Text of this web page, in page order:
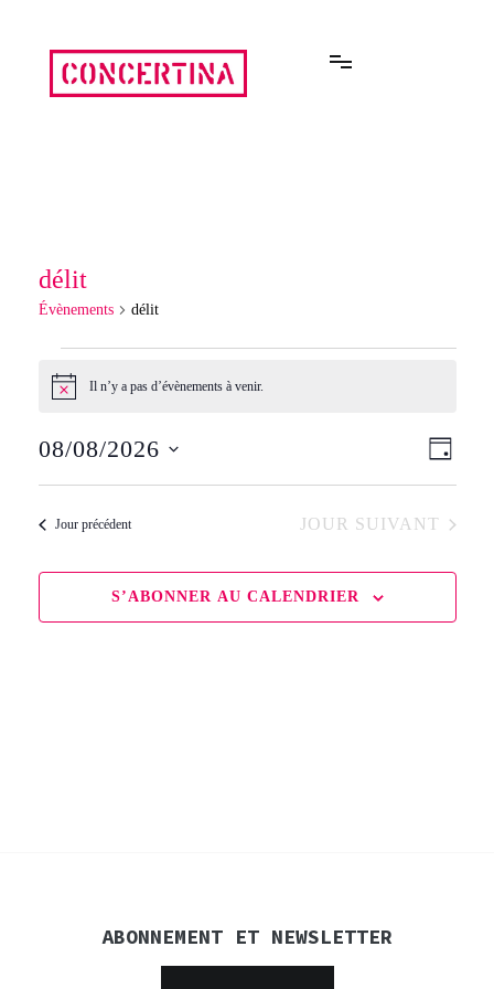
contenu
délit
Évènements délit
Évènements
for
samedi
8
Notice Il n’y a pas d’évènements à venir.
par
de
vues
JOUR
08/08/2026
date.Jour précédent JOUR SUIVANT
S’ABONNER AU CALENDRIER
ABONNEMENT ET NEWSLETTER